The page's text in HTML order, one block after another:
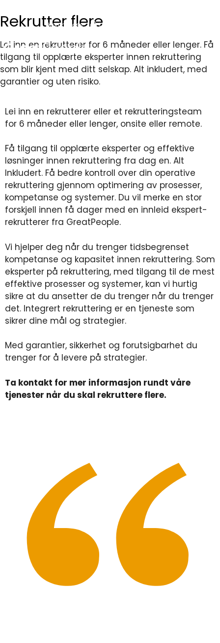
Kontakt oss | Logg inn
Rekrutter flere
Lei inn en rekrutterer for 6 måneder eller lenger. Få
tilgang til opplærte eksperter innen rekruttering
som blir kjent med ditt selskap. Alt inkludert, med
garantier og uten risiko.
Lei inn en rekrutterer eller et rekrutteringsteam
for 6 måneder eller lenger, onsite eller remote.
Få tilgang til opplærte eksperter og effektive
løsninger innen rekruttering fra dag en. Alt
Inkludert. Få bedre kontroll over din operative
rekruttering gjennom optimering av prosesser,
kompetanse og systemer. Du vil merke en stor
forskjell innen få dager med en innleid ekspert-
rekrutterer fra GreatPeople.
Vi hjelper deg når du trenger tidsbegrenset
kompetanse og kapasitet innen rekruttering. Som
eksperter på rekruttering, med tilgang til de mest
effektive prosesser og systemer, kan vi hurtig
sikre at du ansetter de du trenger når du trenger
det. Integrert rekruttering er en tjeneste som
sikrer dine mål og strategier.
Med garantier, sikkerhet og forutsigbarhet du
trenger for å levere på strategier.
Ta kontakt for mer informasjon rundt våre
tjenester når du skal rekruttere flere.